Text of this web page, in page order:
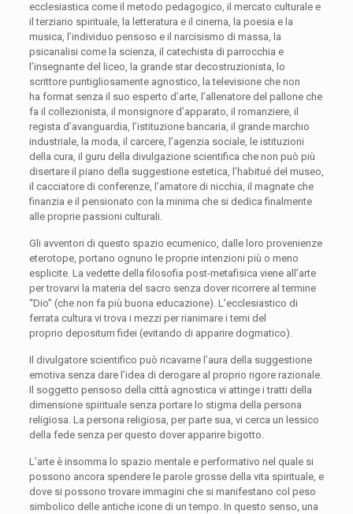
ecclesiastica come il metodo pedagogico, il mercato culturale e
il terziario spirituale, la letteratura e il cinema, la poesia e la
musica, l’individuo pensoso e il narcisismo di massa, la
psicanalisi come la scienza, il catechista di parrocchia e
l’insegnante del liceo, la grande star decostruzionista, lo
scrittore puntigliosamente agnostico, la televisione che non
ha formatsenza il suo esperto d’arte, l’allenatore del pallone che
fa il collezionista, il monsignore d’apparato, il romanziere, il
regista d’avanguardia, l’istituzione bancaria, il grande marchio
industriale, la moda, il carcere, l’agenzia sociale, le istituzioni
della cura, il guru della divulgazione scientifica che non può più
disertare il piano della suggestione estetica, l’habitué del museo,
il cacciatore di conferenze, l’amatore di nicchia, il magnate che
finanzia e il pensionato con la minima che si dedica finalmente
alle proprie passioni culturali.
Gli avventori di questo spazio ecumenico, dalle loro provenienze
eterotope, portano ognuno le proprie intenzioni più o meno
esplicite. La vedettedella filosofia post-metafisica viene all’arte
per trovarvi la materia del sacro senza dover ricorrere al termine
“Dio” (che non fa più buona educazione). L’ecclesiastico di
ferrata cultura vi trova i mezzi per rianimare i temi del
proprio depositum fidei (evitando di apparire dogmatico).
Il divulgatore scientifico può ricavarne l’aura della suggestione
emotiva senza dare l’idea di derogare al proprio rigore razionale.
Il soggetto pensoso della città agnostica vi attinge i tratti della
dimensione spirituale senza portare lo stigma della persona
religiosa. La persona religiosa, per parte sua, vi cerca un lessico
della fede senza per questo dover apparire bigotto.
L’arte è insomma lo spazio mentale e performativo nel quale si
possono ancora spendere le parole grosse della vita spirituale, e
dove si possono trovare immagini che si manifestano col peso
simbolico delle antiche icone di un tempo. In questo senso, una